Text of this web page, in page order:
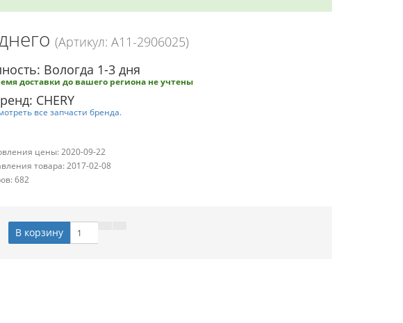
(Артикул: A11-2906025)
Вологда 1-3 дня
доставки до вашего региона не учтены
CHERY
все запчасти бренда.
цены: 2020-09-22
товара: 2017-02-08
682
В корзину